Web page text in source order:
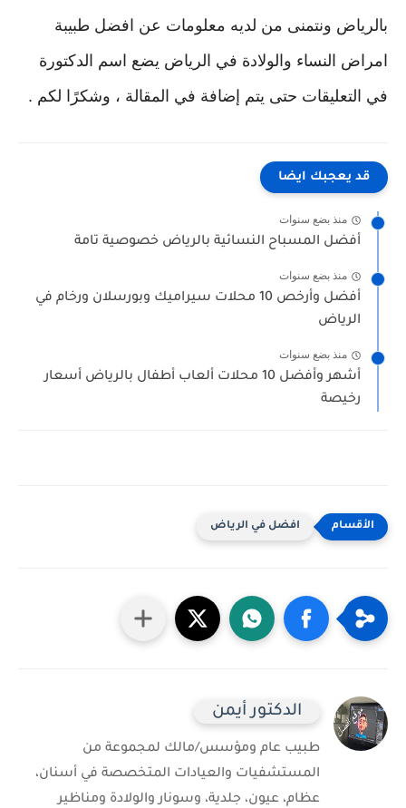
بالرياض ونتمنى من لديه معلومات عن افضل طبيبة
امراض النساء والولادة في الرياض يضع اسم الدكتورة
في التعليقات حتى يتم إضافة في المقالة ، وشكرًا لكم .
قد يعجبك ايضا
منذ بضع سنوات
أفضل المسباح النسائية بالرياض خصوصية تامة
منذ بضع سنوات
أفضل وأرخص 10 محلات سيراميك وبورسلان ورخام في
الرياض
منذ بضع سنوات
أشهر وأفضل 10 محلات ألعاب أطفال بالرياض أسعار
رخيصة
افضل في الرياض
الدكتور أيمن
طبيب عام ومؤسس/مالك لمجموعة من
المستشفيات والعيادات المتخصصة في أسنان،
عظام، عيون، جلدية، وسونار والولادة ومناظير